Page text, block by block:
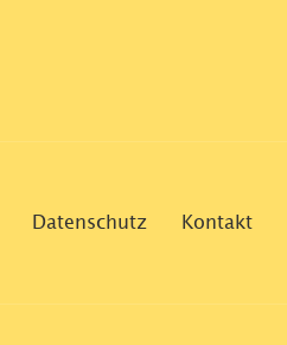
Datenschutz Kontakt